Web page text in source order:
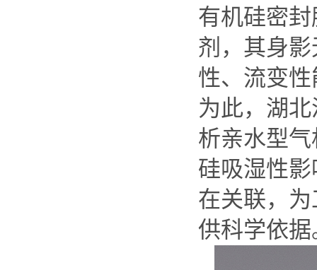
有机硅密
剂，其身
性、流变
为此，湖
析亲水型
硅吸湿性
在关联，
供科学依据